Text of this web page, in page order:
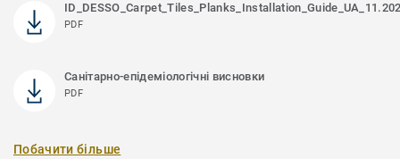
PDF
Санітарно-епідеміологічні висновки
PDF
Побачити більше